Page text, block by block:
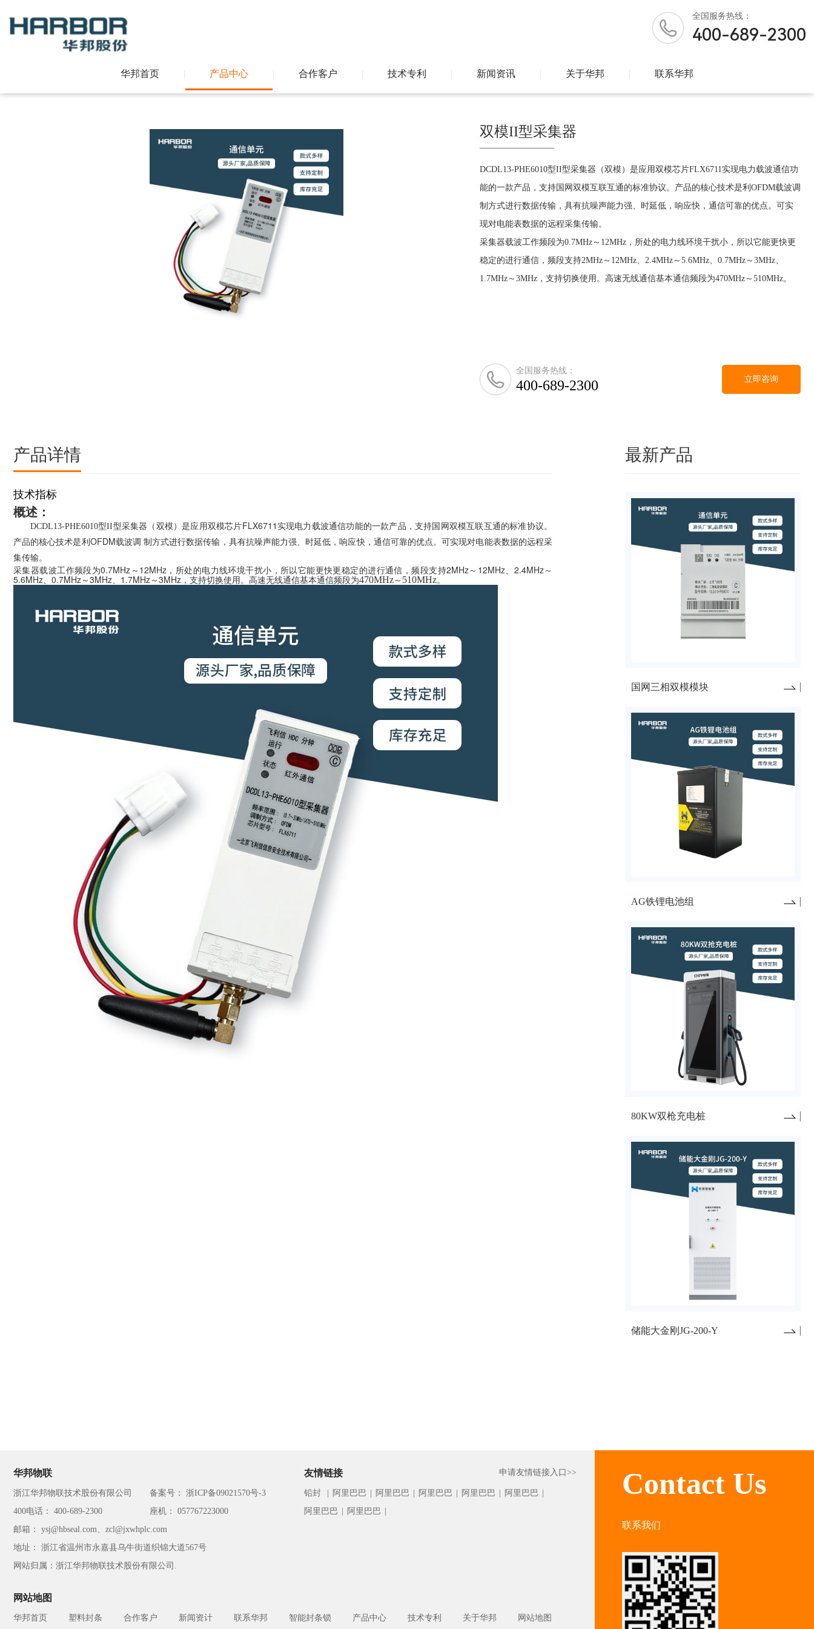
全国 服务热线：
400-689-2300
华邦首页 | 产品中心 | 合作客户 | 技术专利 | 新闻资讯 | 关于华邦 | 联系华邦
双模II型采集器
DCDL13-PHE6010型II型采集器（双模）是应用双模芯片FLX6711实现电力载波通信功
能的一款产品，支持国网双模互联互通的标准协议。产品的核心技术是利OFDM载波调
制方式进行数据传输，具有抗噪声能力强、时延低，响应快，通信可靠的优点。可实
现对电能表数据的远程采集传输。
采集器载波工作频段为0.7MHz～12MHz，所处的电力线环境干扰小，所以它能更快更
稳定的进行通信，频段支持2MHz～12MHz、2.4MHz～5.6MHz、0.7MHz～3MHz、
1.7MHz～3MHz，支持切换使用。高速无线通信基本通信频段为470MHz～510MHz。
全国服务热线：
400-689-2300 立即咨询
产品详情
技术指标
概述：
DCDL13-PHE6010型II型采集器 （双模）是应用双模芯片FLX6711 实现电力载波通信功能的一款产品，支持国网 双模互联互通的标准协议。
产品的核心技术是利 OFDM载波调 制方式进行数据传输，具有抗噪声能力强、时延低，响应快，通信可靠的优点。可实现对电能表数据的远程采
集传输。
采集器载波工作频段为0.7MHz ～ 12MHz ，所处的电力线环境干扰小，所以它能更快更稳定的进行通信 ，频段支持2MHz～ 12MHz、 2.4MHz～
5.6MHz、 0.7MHz ～ 3MHz、 1.7MHz ～ 3MHz ，支持切换使用 。 高速无线通信基本通信频段为470MHz ～ 510MHz。
最新产品
国网三相双模模块
AG铁锂电池组
80KW双枪充电桩
储能大金刚JG-200-Y
Contact Us
联系我们
华邦物联
浙江华邦物联技术股份有限公司
备案号： 浙ICP备09021570号-3
400电话： 400-689-2300
座机： 057767223000
邮箱： ysj@hbseal.com、zcl@jxwhplc.com
地址： 浙江省温州市永嘉县乌牛街道织锦大道567号
网站归属：浙江华邦物联技术股份有限公司.
申请友情链接入口>>
友情链接
铅封 阿里巴巴 阿里巴巴 阿里巴巴 阿里巴巴 阿里巴巴
阿里巴巴
阿里巴巴
网站地图
华邦首页 塑料封条 合作客户 新闻资计 联系华邦 智能封条锁 产品中心 技术专利 关于华邦 网站地图